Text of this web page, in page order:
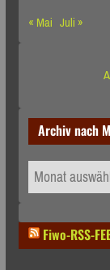
« Mai Juli »
Archiv nach
Archiv
nach
Fiwo-RSS-